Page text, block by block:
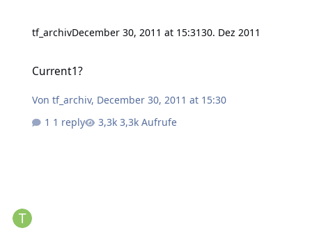
tf_archivDecember 30, 2011 at 15:3130. Dez 2011
Current1?
Vontf_archiv, December 30, 2011 at 15:30
1 reply
3,3k Aufrufe